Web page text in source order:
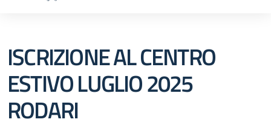
ISCRIZIONE AL CENTRO
ESTIVO LUGLIO 2025
RODARI